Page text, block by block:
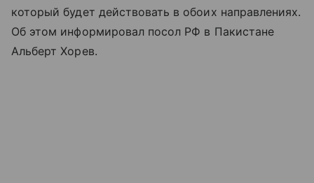
который будет действовать в обоих направлениях.
Об этом информировал посол РФ в Пакистане
Альберт Хорев.